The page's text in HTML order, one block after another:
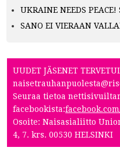
UKRAINE NEEDS PEACE!
SANO EI VIERAAN
UUDET JÄSENET
Seuraa tietoa
facebookista:
Osoite: Naisasialiitto
4, 7. krs. 00530 HELSINKI